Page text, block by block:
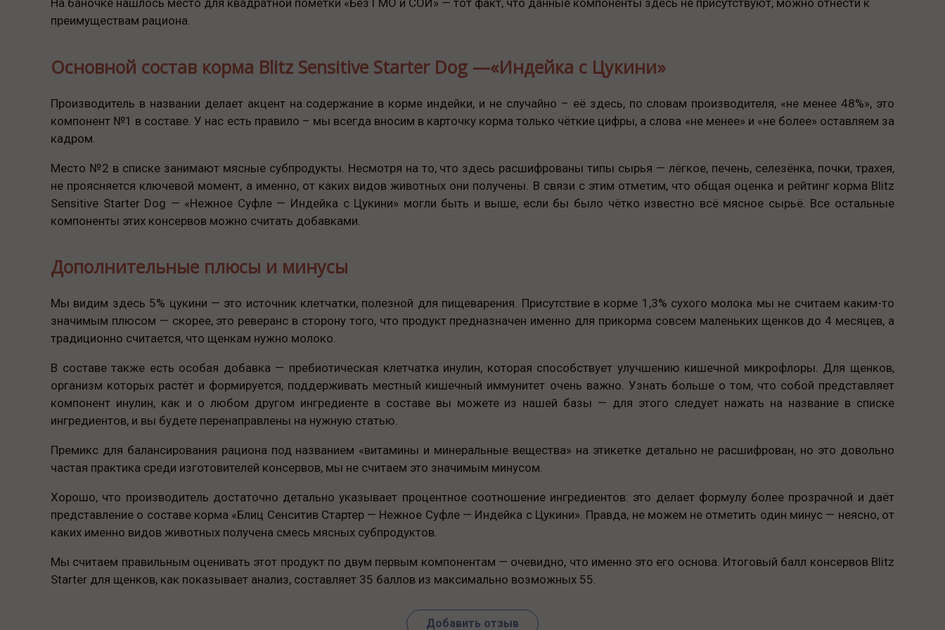
На баночке нашлось место для квадратной пометки «Без ГМО и СОИ» — тот факт, что данные компоненты здесь не присутствуют, можно отнести к
преимуществам рациона.
Основной состав корма Blitz Sensitive Starter Dog —«Индейка с Цукини»
Производитель в названии делает акцент на содержание в корме индейки, и не случайно – её здесь, по словам производителя, «не менее 48%», это
компонент №1 в составе. У нас есть правило – мы всегда вносим в карточку корма только чёткие цифры, а слова «не менее» и «не более» оставляем за
кадром.
Место №2 в списке занимают мясные субпродукты. Несмотря на то, что здесь расшифрованы типы сырья — лёгкое, печень, селезёнка, почки, трахея,
не проясняется ключевой момент, а именно, от каких видов животных они получены. В связи с этим отметим, что общая оценка и рейтинг корма Blitz
Sensitive Starter Dog — «Нежное Суфле — Индейка с Цукини» могли быть и выше, если бы было чётко известно всё мясное сырьё. Все остальные
компоненты этих консервов можно считать добавками.
Дополнительные плюсы и минусы
Мы видим здесь 5% цукини — это источник клетчатки, полезной для пищеварения. Присутствие в корме 1,3% сухого молока мы не считаем каким-то
значимым плюсом — скорее, это реверанс в сторону того, что продукт предназначен именно для прикорма совсем маленьких щенков до 4 месяцев, а
традиционно считается, что щенкам нужно молоко.
В составе также есть особая добавка — пребиотическая клетчатка инулин, которая способствует улучшению кишечной микрофлоры. Для щенков,
организм которых растёт и формируется, поддерживать местный кишечный иммунитет очень важно. Узнать больше о том, что собой представляет
компонент инулин, как и о любом другом ингредиенте в составе вы можете из нашей базы — для этого следует нажать на название в списке
ингредиентов, и вы будете перенаправлены на нужную статью.
Премикс для балансирования рациона под названием «витамины и минеральные вещества» на этикетке детально не расшифрован, но это довольно
частая практика среди изготовителей консервов, мы не считаем это значимым минусом.
Хорошо, что производитель достаточно детально указывает процентное соотношение ингредиентов: это делает формулу более прозрачной и даёт
представление о составе корма «Блиц Сенситив Стартер — Нежное Суфле — Индейка с Цукини». Правда, не можем не отметить один минус — неясно, от
каких именно видов животных получена смесь мясных субпродуктов.
Мы считаем правильным оценивать этот продукт по двум первым компонентам — очевидно, что именно это его основа. Итоговый балл консервов Blitz
Starter для щенков, как показывает анализ, составляет 35 баллов из максимально возможных 55.
Добавить отзыв